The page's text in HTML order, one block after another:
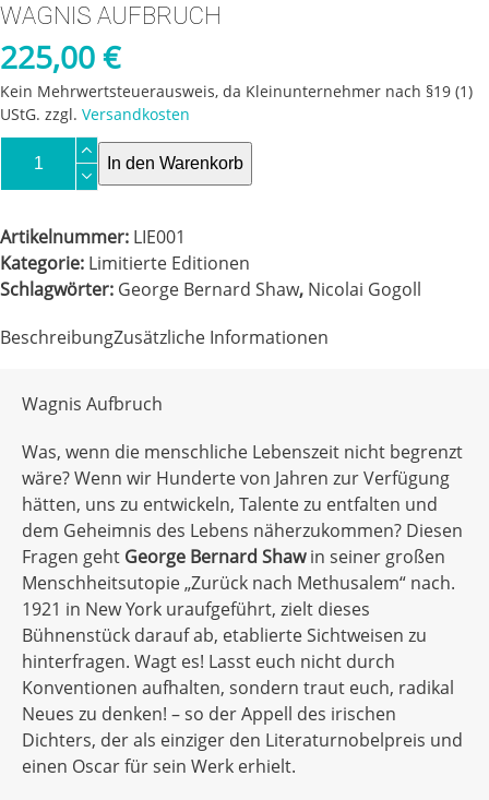
WAGNIS AUFBRUCH
225,00€
Kein Mehrwertsteuerausweis, da Kleinunternehmer nach §19 (1)
UStG. zzgl. Versandkosten
Aufbruch
In den Warenkorb
Artikelnummer: LIE001
Kategorie: Limitierte Editionen
Schlagwörter: George Bernard Shaw, Nicolai Gogoll
BeschreibungZusätzliche Informationen
Wagnis Aufbruch
Was, wenn die menschliche Lebenszeit nicht begrenzt
wäre? Wenn wir Hunderte von Jahren zur Verfügung
hätten, uns zu entwickeln, Talente zu entfalten und
dem Geheimnis des Lebens näherzukommen? Diesen
Fragen geht George Bernard Shawin seiner großen
Menschheitsutopie „Zurück nach Methusalem“ nach.
1921 in New York uraufgeführt, zielt dieses
Bühnenstück darauf ab, etablierte Sichtweisen zu
hinterfragen. Wagt es! Lasst euch nicht durch
Konventionen aufhalten, sondern traut euch, radikal
Neues zu denken! – so der Appell des irischen
Dichters, der als einziger den Literaturnobelpreis und
einen Oscar für sein Werk erhielt.